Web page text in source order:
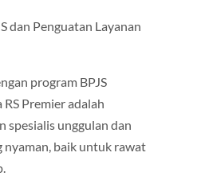
dan Penguatan Layanan
program BPJS
Premier adalah
spesialis unggulan dan
nyaman, baik untuk rawat